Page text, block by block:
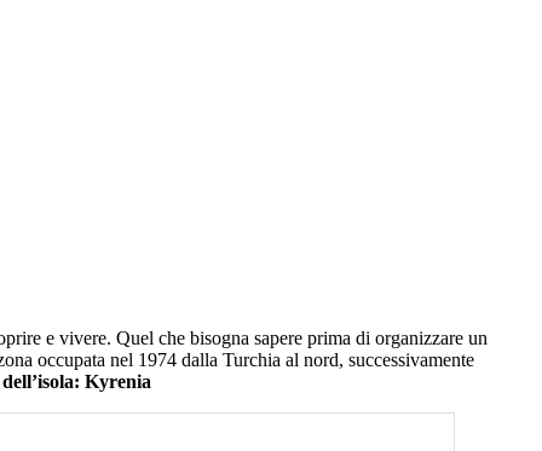
e vivere. Quel che bisogna sapere prima di organizzare un
occupata nel 1974 dalla Turchia al nord, successivamente
Kyrenia